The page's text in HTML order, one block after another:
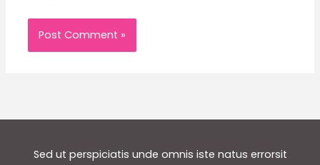
Sed ut perspiciatis unde omnis iste natus errorsit